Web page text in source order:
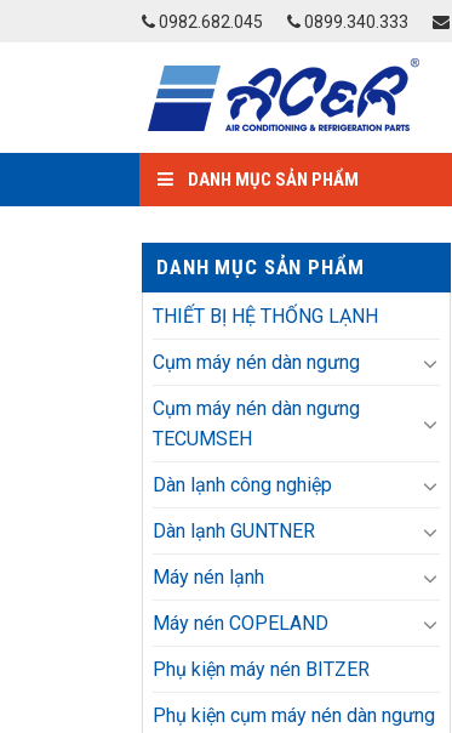
0982.682.045 0899.340.333
DANH MỤC SẢN PHẨM
DANH MỤC SẢN PHẨM
THIẾT BỊ HỆ THỐNG LẠNH
Cụm máy nén dàn ngưng
Cụm máy nén dàn ngưng
TECUMSEH
Dàn lạnh công nghiệp
Dàn lạnh GUNTNER
Máy nén lạnh
Máy nén COPELAND
Phụ kiện máy nén BITZER
Phụ kiện cụm máy nén dàn ngưng